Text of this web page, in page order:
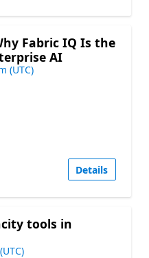
Fabric IQ Is the
AI
(UTC)
Details
tools in